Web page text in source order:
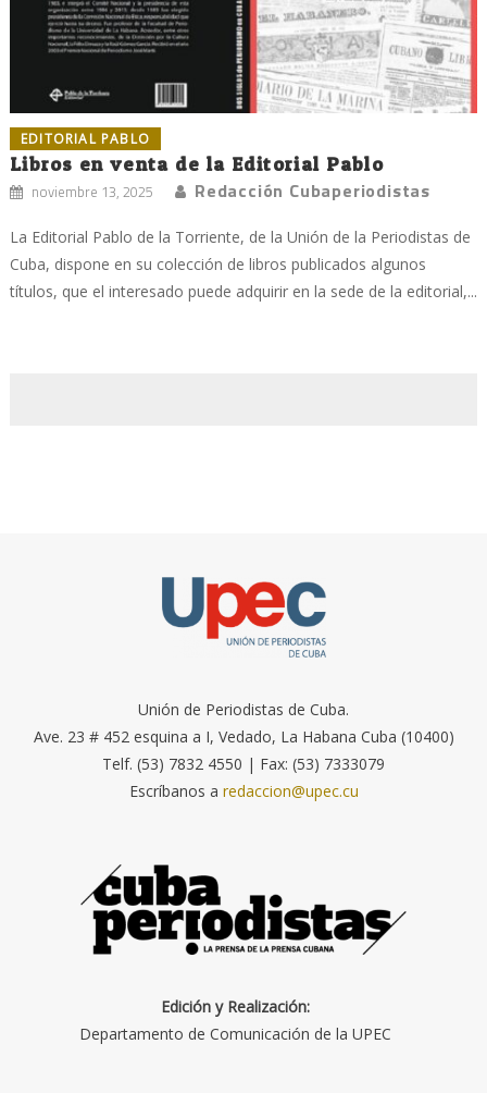
EDITORIAL PABLO
Libros en venta de la Editorial Pablo
noviembre 13, 2025 Redacción Cubaperiodistas
La Editorial Pablo de la Torriente, de la Unión de la Periodistas de
Cuba, dispone en su colección de libros publicados algunos
títulos, que el interesado puede adquirir en la sede de la editorial,...
Unión de Periodistas de Cuba.
Ave. 23 # 452 esquina a I, Vedado, La Habana Cuba (10400)
Telf. (53) 7832 4550 | Fax: (53) 7333079
Escríbanos a redaccion@upec.cu
Edición y Realización:
Departamento de Comunicación de la UPEC